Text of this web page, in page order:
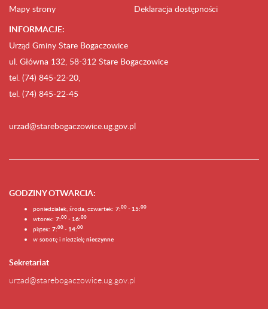
Mapy strony
Deklaracja dostępności
INFORMACJE:
Urząd Gminy Stare Bogaczowice
ul. Główna 132, 58-312 Stare Bogaczowice
tel. (74) 845-22-20,
tel. (74) 845-22-45
urzad@starebogaczowice.ug.gov.pl
GODZINY OTWARCIA:
poniedziałek, środa, czwartek: 7:00 - 15:00
wtorek: 7:00 - 16:00
piątek: 7:00 - 14:00
w sobotę i niedzielę nieczynne
Sekretariat
urzad@starebogaczowice.ug.gov.pl